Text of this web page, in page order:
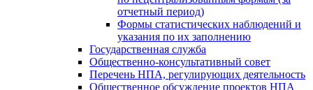
отчетный период)
Формы статистических наблюдений и
указания по их заполнению
Государственная служба
Общественно-консультативный совет
Перечень НПА, регулирующих деятельность
Общественное обсуждение проектов НПА